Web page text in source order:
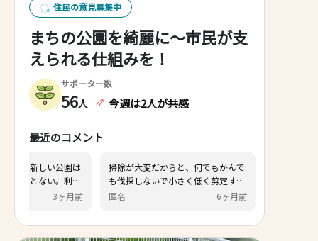
住民の意見募集中
まちの公園を綺麗に〜市民が支
えられる仕組みを！
サポーター数
56人 今週は2人が共感
最近のコメント
市民レポートという機能を初めて知
りました、また実際にLINEから使っ
てみましたがよろしいですか？など
さくらもち
今泉のバス通りにある新しい
使っている人をみたことない
の少ない公園はお金や人をか
必要と思います。
けんけん